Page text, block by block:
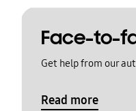
Face-to-
Get help from our
Read more